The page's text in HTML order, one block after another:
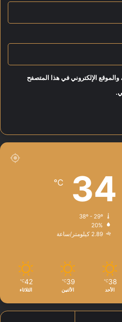
الإلكتروني في هذا المتصفح
34
℃
20%
2.89 كيلومتر/ساعة
38
℃
الأحد
39
℃
الأثنين
42
℃
الثلاثاء